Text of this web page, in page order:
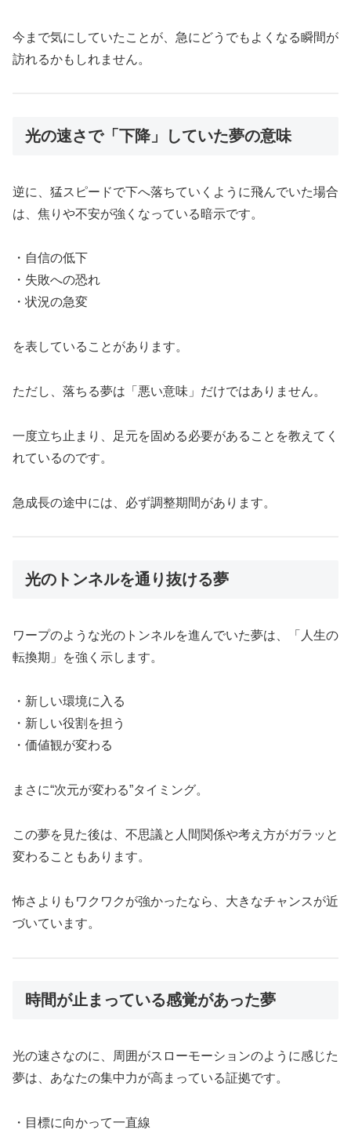
今まで気にしていたことが、急にどうでもよくなる瞬間が
訪れるかもしれません。
光の速さで「下降」していた夢の意味
逆に、猛スピードで下へ落ちていくように飛んでいた場合
は、焦りや不安が強くなっている暗示です。
・自信の低下
・失敗への恐れ
・状況の急変
を表していることがあります。
ただし、落ちる夢は「悪い意味」だけではありません。
一度立ち止まり、足元を固める必要があることを教えてく
れているのです。
急成長の途中には、必ず調整期間があります。
光のトンネルを通り抜ける夢
ワープのような光のトンネルを進んでいた夢は、「人生の
転換期」を強く示します。
・新しい環境に入る
・新しい役割を担う
・価値観が変わる
まさに“次元が変わる”タイミング。
この夢を見た後は、不思議と人間関係や考え方がガラッと
変わることもあります。
怖さよりもワクワクが強かったなら、大きなチャンスが近
づいています。
時間が止まっている感覚があった夢
光の速さなのに、周囲がスローモーションのように感じた
夢は、あなたの集中力が高まっている証拠です。
・目標に向かって一直線